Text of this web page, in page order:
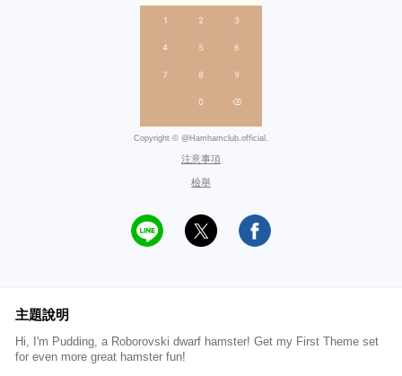
Copyright © @Hamhamclub.official.
注意事項
檢舉
主題說明
Hi, I'm Pudding, a Roborovski dwarf hamster! Get my First Theme set
for even more great hamster fun!